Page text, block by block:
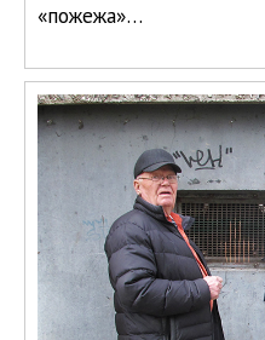
«пожежа»…